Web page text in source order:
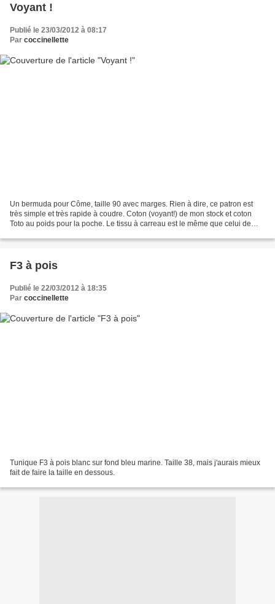
Voyant !
Publié le 23/03/2012 à 08:17
Par coccinellette
Un bermuda pour Côme, taille 90 avec marges. Rien à dire, ce patron est
très simple et très rapide à coudre. Coton (voyant!) de mon stock et coton
Toto au poids pour la poche. Le tissu à carreau est le même que celui de
F3 à pois
Publié le 22/03/2012 à 18:35
Par coccinellette
Tunique F3 à pois blanc sur fond bleu marine. Taille 38, mais j'aurais mieux
fait de faire la taille en dessous.